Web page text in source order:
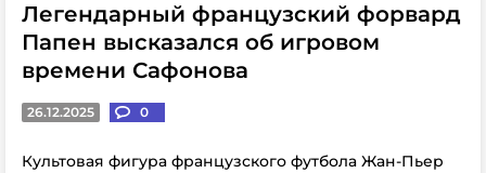
Легендарный французский форвард
Папен высказался об игровом
времени Сафонова
26.12.2025 0
Культовая фигура французского футбола Жан-Пьер